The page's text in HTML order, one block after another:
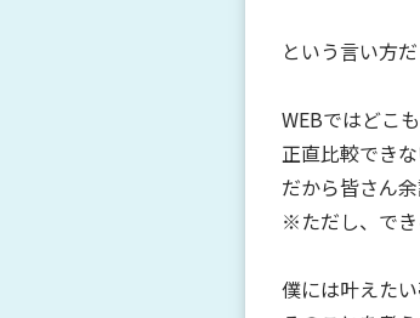
という言い方
WEBではどこ
正直比較でき
だから皆さん
※ただし、で
僕には叶えた